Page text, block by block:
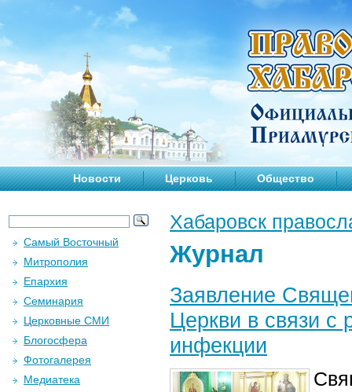
Новости Церковь Общество
Хабаровск
Журнал
Заявление
Церкви в связи с
инфекции
Самый Восточный
Митрополия
Епархия
Семинария
Церковные СМИ
Блогосфера
Фотогалерея
Медиатека